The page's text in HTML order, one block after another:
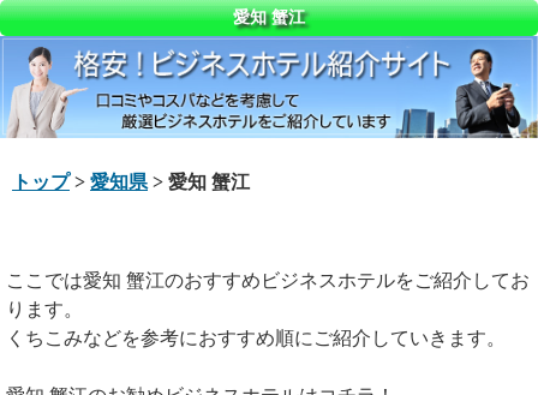
愛知 蟹江
トップ> 愛知県 > 愛知 蟹江
ここでは愛知 蟹江のおすすめビジネスホテルをご紹介してお
ります。
くちこみなどを参考におすすめ順にご紹介していきます。